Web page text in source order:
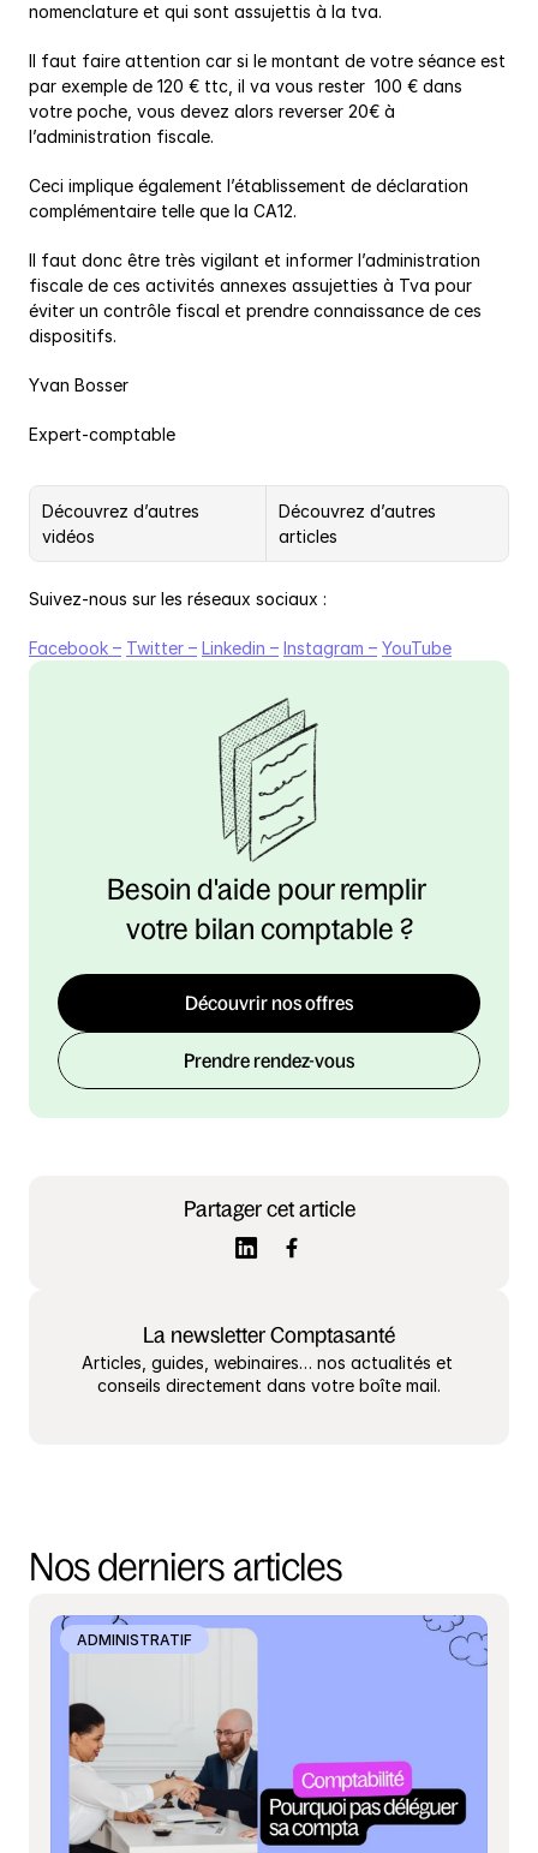
Partager cet article
La newsletter Comptasanté
Articles, guides, webinaires… nos actualités et
conseils directement dans votre boîte mail.
nomenclature et qui sont assujettis à la tva.
Il faut faire attention car si le montant de votre séance est
par exemple de 120 € ttc, il va vous rester  100 € dans
votre poche, vous devez alors reverser 20€ à
l’administration fiscale.
Ceci implique également l’établissement de déclaration
complémentaire telle que la CA12.
Il faut donc être très vigilant et informer l’administration
fiscale de ces activités annexes assujetties à Tva pour
éviter un contrôle fiscal et prendre connaissance de ces
dispositifs.
Yvan Bosser
Expert-comptable
Découvrez d’autres
vidéos
Découvrez d’autres
articles
Suivez-nous sur les réseaux sociaux :
Facebook – Twitter – Linkedin – Instagram – YouTube
Besoin d'aide pour remplir
votre bilan comptable ?
Découvrir nos offres
Prendre rendez-vous
Nos derniers articles
ADMINISTRATIF